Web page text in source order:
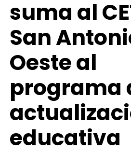
suma al
San
Oeste al
programa
educativa